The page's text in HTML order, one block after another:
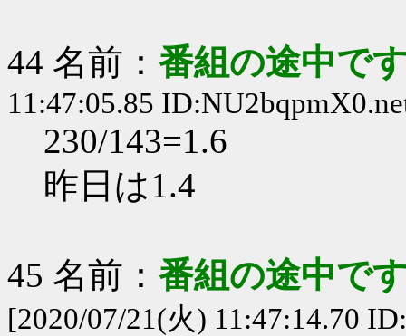
44 名前： 番組の途中で
11:47:05.85
230/143=1.6
昨日は1.4
45 名前： 番組の途中で
[2020/07/21(火) 11:47:14.70